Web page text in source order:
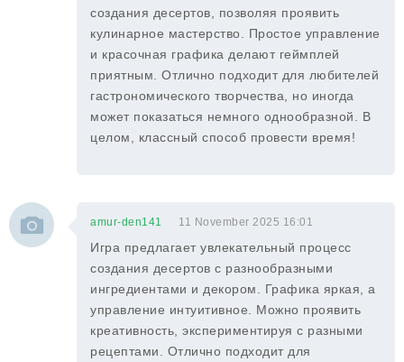
создания десертов, позволяя проявить
кулинарное мастерство. Простое управление
и красочная графика делают геймплей
приятным. Отлично подходит для любителей
гастрономического творчества, но иногда
может показаться немного однообразной. В
целом, классный способ провести время!
amur-den141 11 November 2025 16:01
Игра предлагает увлекательный процесс
создания десертов с разнообразными
ингредиентами и декором. Графика яркая, а
управление интуитивное. Можно проявить
креативность, экспериментируя с разными
рецептами. Отлично подходит для